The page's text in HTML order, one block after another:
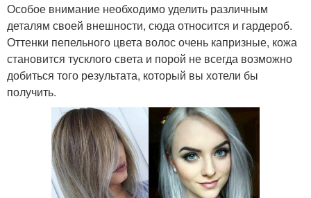
Особое внимание необходимо уделить различным
деталям своей внешности, сюда относится и гардероб.
Оттенки пепельного цвета волос очень капризные, кожа
становится тусклого света и порой не всегда возможно
добиться того результата, который вы хотели бы
получить.